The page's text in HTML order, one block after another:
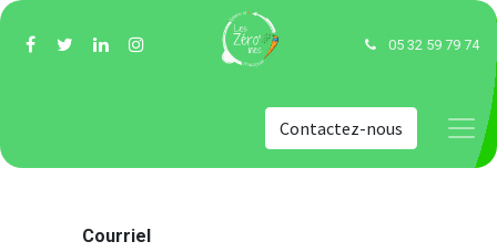
05 32 59 79 74
Contactez-nous
Courriel